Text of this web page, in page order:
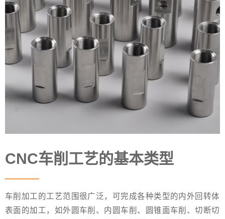
CNC车削工艺的基本类型
车削加工的工艺范围很广泛，可完成各种类型的内外回转体
表面的加工，如外圆车削、内圆车削、圆锥面车削、切断切